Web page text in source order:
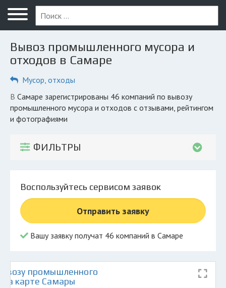
Меню
Главная
Вопрос юристу
Компании
КОМПАНИЯМ
© 2026 Все права защищены
Вывоз промышленного мусора и
отходов в Самаре
Мусор, отходы
в Самаре зарегистрированы 46 компаний по вывозу
промышленного мусора и отходов с отзывами, рейтингом
и фотографиями
ФИЛЬТРЫ
Воспользуйтесь сервисом заявок
Отправить заявку
Вашу заявку получат 46 компаний в Самаре
промышленного
на карте Самары